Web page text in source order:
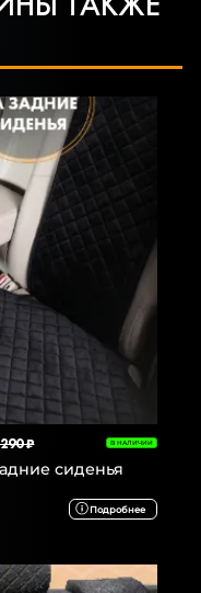
₽ В НАЛИЧИИ
сиденья
Подробнее